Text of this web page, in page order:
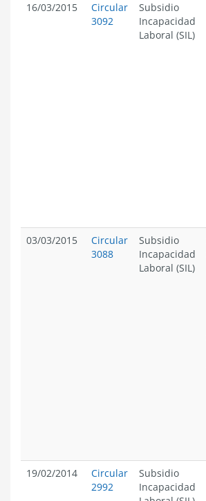
16/03/2015
Circular
3092
Subsidio
Incapacidad
Laboral (SIL)
03/03/2015
Circular
3088
Subsidio
Incapacidad
Laboral (SIL)
19/02/2014
Circular
2992
Subsidio
Incapacidad